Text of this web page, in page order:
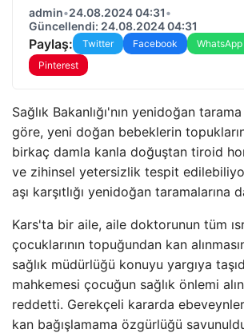
admin•24.08.2024 04:31•
Güncellendi: 24.08.2024 04:31
Paylaş: Twitter Facebook WhatsApp
Pinterest
Sağlık Bakanlığı'nın yenidoğan
göre, yeni doğan bebeklerin
birkaç damla kanla doğuştan tiroid
ve zihinsel yetersizlik tespit
aşı karşıtlığı yenidoğan taramalarına
Kars'ta bir aile, aile doktorunun tüm
çocuklarının topuğundan kan
sağlık müdürlüğü konuyu yargıya
mahkemesi çocuğun sağlık önlemi
reddetti. Gerekçeli kararda
kan bağışlamama özgürlüğü